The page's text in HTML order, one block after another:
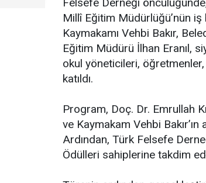
Millî Eğitim Müdürlüğü’nün
Kaymakamı Vehbi Bakır,
Eğitim Müdürü İlhan Eranıl,
okul yöneticileri,
katıldı.
Program, Doç. Dr. Emrullah
ve Kaymakam Vehbi Bakır’ın
Ardından, Türk Felsefe
Ödülleri sahiplerine takdim